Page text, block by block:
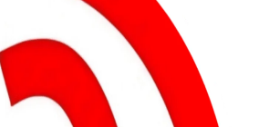
मिला बच्चे का शव, जांच में जुटी पुलिस ⟶